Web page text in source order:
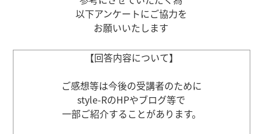
以下アンケートにご協力を
お願いいたします
【回答内容について】
ご感想等は今後の受講者のために
style-RのHPやブログ等で
一部ご紹介することがあります。